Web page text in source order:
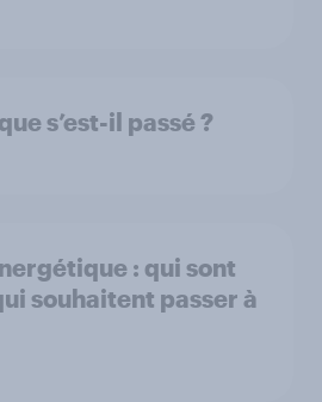
s’est-il passé ?
: qui sont
souhaitent passer à